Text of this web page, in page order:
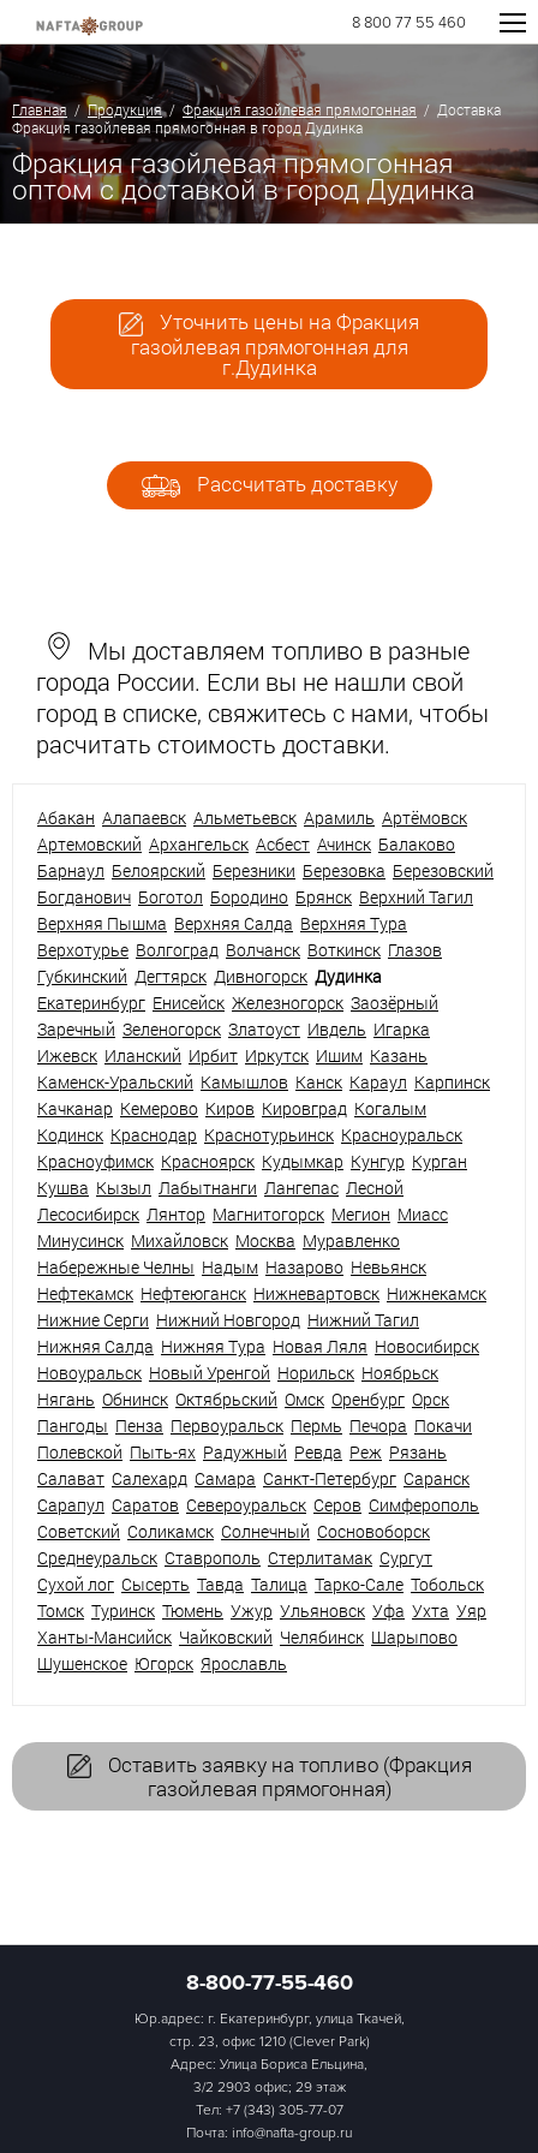
8 800 77 55 460
Главная /Продукция/ Фракция газойлевая прямогонная / Доставка
Фракция газойлевая прямогонная в город Дудинка
Фракция газойлевая прямогонная
оптом с доставкой в город Дудинка
Уточнить цены на Фракция
газойлевая прямогонная для
г.Дудинка
Рассчитать доставку
Мы доставляем топливо в разные
города России. Если вы не нашли свой
город в списке, свяжитесь с нами, чтобы
расчитать стоимость доставки.
Абакан Алапаевск Альметьевск Арамиль Артёмовск
Артемовский Архангельск Асбест Ачинск Балаково
Барнаул Белоярский Березники Березовка Березовский
Богданович Боготол Бородино Брянск Верхний Тагил
Верхняя Пышма Верхняя Салда Верхняя Тура
Верхотурье Волгоград Волчанск Воткинск Глазов
Губкинский Дегтярск Дивногорск Дудинка
Екатеринбург Енисейск Железногорск Заозёрный
Заречный Зеленогорск Златоуст Ивдель Игарка
Ижевск Иланский Ирбит Иркутск Ишим Казань
Каменск-Уральский Камышлов Канск Караул Карпинск
Качканар Кемерово Киров Кировград Когалым
Кодинск Краснодар Краснотурьинск Красноуральск
Красноуфимск Красноярск Кудымкар Кунгур Курган
Кушва Кызыл Лабытнанги Лангепас Лесной
Лесосибирск Лянтор Магнитогорск Мегион Миасс
Минусинск Михайловск Москва Муравленко
Набережные Челны Надым Назарово Невьянск
Нефтекамск Нефтеюганск Нижневартовск Нижнекамск
Нижние Серги Нижний Новгород Нижний Тагил
Нижняя Салда Нижняя Тура Новая Ляля Новосибирск
Новоуральск Новый Уренгой Норильск Ноябрьск
Нягань Обнинск Октябрьский Омск Оренбург Орск
Пангоды Пенза Первоуральск Пермь Печора Покачи
Полевской Пыть-ях Радужный Ревда Реж Рязань
Салават Салехард Самара Санкт-Петербург Саранск
Сарапул Саратов Североуральск Серов Симферополь
Советский Соликамск Солнечный Сосновоборск
Среднеуральск Ставрополь Стерлитамак Сургут
Сухой лог Сысерть Тавда Талица Тарко-Сале Тобольск
Томск Туринск Тюмень Ужур Ульяновск Уфа Ухта Уяр
Ханты-Мансийск Чайковский Челябинск Шарыпово
Шушенское Югорск Ярославль
Оставить заявку на топливо (Фракция
газойлевая прямогонная)
8-800-77-55-460
Юр.адрес: г. Екатеринбург, улица Ткачей,
стр. 23, офис 1210 (Clever Park)
Адрес: Улица Бориса Ельцина,
3/2 2903 офис; 29 этаж
Тел: +7 (343) 305-77-07
Почта: info@nafta-group.ru